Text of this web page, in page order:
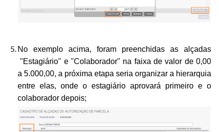
No exemplo acima, foram preenchidas as alçadas
"Estagiário" e "Colaborador" na faixa de valor de 0,00
a 5.000,00, a próxima etapa seria organizar a hierarquia
entre elas, onde o estagiário aprovará primeiro e o
colaborador depois;